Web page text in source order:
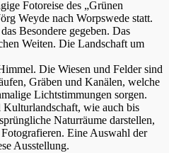
Fotoreise des „Grünen
Weyde nach Worpswede statt.
Besondere gegeben. Das
Weiten. Die Landschaft um
Die Wiesen und Felder sind
Gräben und Kanälen, welche
Lichtstimmungen sorgen.
wie auch bis
Naturräume darstellen,
Eine Auswahl der
Ausstellung.